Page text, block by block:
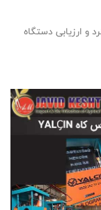
و ارزیابی دستگاه